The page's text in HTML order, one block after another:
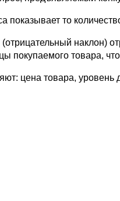
показывает то
наклон)
покупаемого товара,
цена товара, уровень